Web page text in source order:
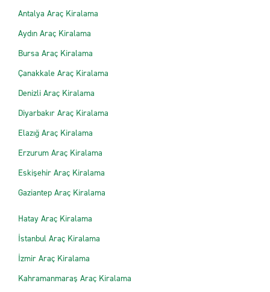
Antalya Araç Kiralama
Aydın Araç Kiralama
Bursa Araç Kiralama
Çanakkale Araç Kiralama
Denizli Araç Kiralama
Diyarbakır Araç Kiralama
Elazığ Araç Kiralama
Erzurum Araç Kiralama
Eskişehir Araç Kiralama
Gaziantep Araç Kiralama
Hatay Araç Kiralama
İstanbul Araç Kiralama
İzmir Araç Kiralama
Kahramanmaraş Araç Kiralama